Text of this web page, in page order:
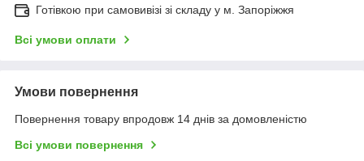
Готівкою при самовивізі зі складу у м. Запоріжжя
Всі умови оплати
Умови повернення
Повернення товару впродовж 14 днів за домовленістю
Всі умови повернення